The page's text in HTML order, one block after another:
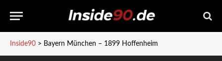
Inside90 > Bayern München – 1899 Hoffenheim